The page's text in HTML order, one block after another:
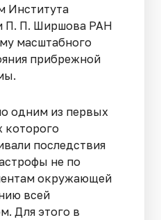
Института
П. П. Ширшова РАН
масштабного
прибрежной
одним из первых
которого
последствия
не по
окружающей
всей
Для этого в